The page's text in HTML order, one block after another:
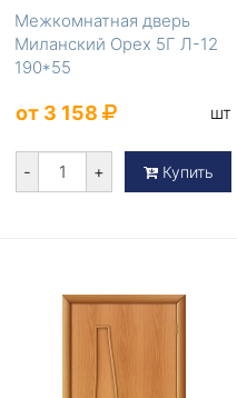
Межкомнатная дверь
Миланский Орех 5Г Л-12
190*55
от 3 158 шт
- + Купить